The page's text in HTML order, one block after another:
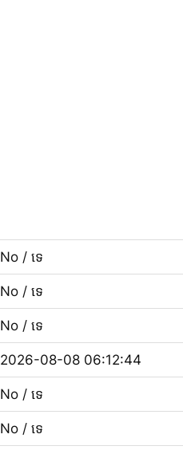
No / ទេ
No / ទេ
No / ទេ
2026-08-08 06:12:44
No / ទេ
No / ទេ